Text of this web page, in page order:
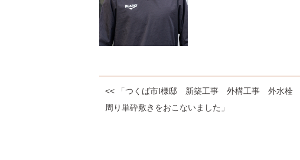
<< 「つくば市I様邸 新築工事 外構工事 外水栓
周り単砕敷きをおこないました」